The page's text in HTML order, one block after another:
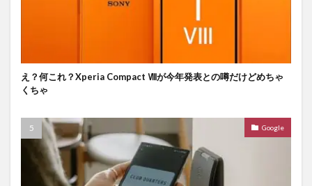
え？何これ？Xperia Compact Ⅷが今年発表との噂だけどめちゃ
くちゃ
Google